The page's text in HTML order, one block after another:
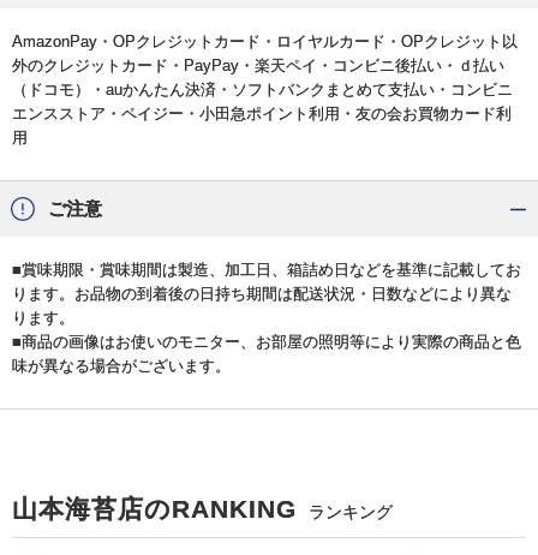
AmazonPay・OPクレジットカード・ロイヤルカード・OPクレジット以
外のクレジットカード・PayPay・楽天ペイ・コンビニ後払い・ｄ払い
（ドコモ）・auかんたん決済・ソフトバンクまとめて支払い・コンビニ
エンスストア・ペイジー・小田急ポイント利用・友の会お買物カード利
用
ご注意
■賞味期限・賞味期間は製造、加工日、箱詰め日などを基準に記載してお
ります。お品物の到着後の日持ち期間は配送状況・日数などにより異な
ります。
■商品の画像はお使いのモニター、お部屋の照明等により実際の商品と色
味が異なる場合がございます。
山本海苔店のRANKING ランキング